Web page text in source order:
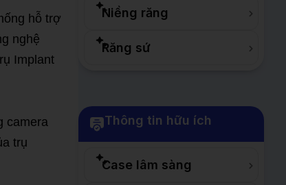
hỗ trợ
nghệ
Implant
camera
trụ
Niềng răng
Răng sứ
Thông tin hữu ích
Case lâm sàng